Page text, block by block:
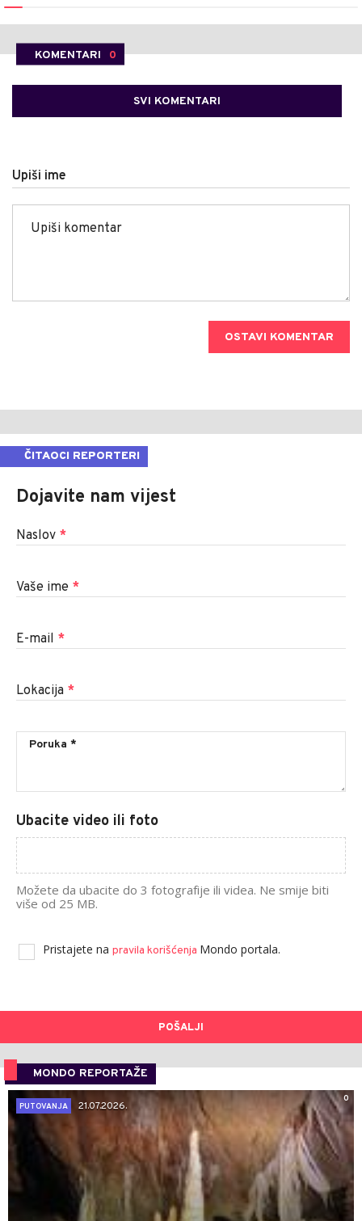
KOMENTARI 0
SVI KOMENTARI
Upiši ime
OSTAVI KOMENTAR
ČITAOCI REPORTERI
Dojavite nam vijest
Naslov *
Vaše ime *
E-mail *
Lokacija *
Ubacite video ili foto
Možete da ubacite do 3 fotografije ili videa. Ne smije biti
više od 25 MB.
Pristajete na pravila korišćenja Mondo portala.
POŠALJI
MONDO REPORTAŽE
0
PUTOVANJA
21.07.2026.